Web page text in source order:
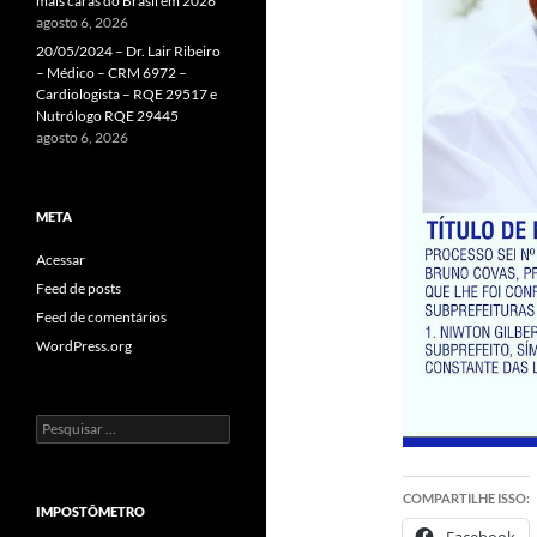
COMPARTILHE ISSO:
agosto 6, 2026
20/05/2024 – Dr. Lair Ribeiro
– Médico – CRM 6972 –
Cardiologista – RQE 29517 e
Nutrólogo RQE 29445
agosto 6, 2026
META
Acessar
Feed de posts
Feed de comentários
WordPress.org
Pesquisar
por:
IMPOSTÔMETRO